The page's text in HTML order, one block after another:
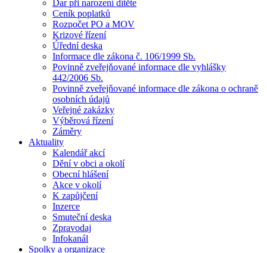
Dar při narození dítěte
Ceník poplatků
Rozpočet PO a MOV
Krizové řízení
Úřední deska
Informace dle zákona č. 106/1999 Sb.
Povinně zveřejňované informace dle vyhlášky
442/2006 Sb.
Povinně zveřejňované informace dle zákona o ochraně
osobních údajů
Veřejné zakázky
Výběrová řízení
Záměry
Aktuality
Kalendář akcí
Dění v obci a okolí
Obecní hlášení
Akce v okolí
K zapůjčení
Inzerce
Smuteční deska
Zpravodaj
Infokanál
Spolky a organizace